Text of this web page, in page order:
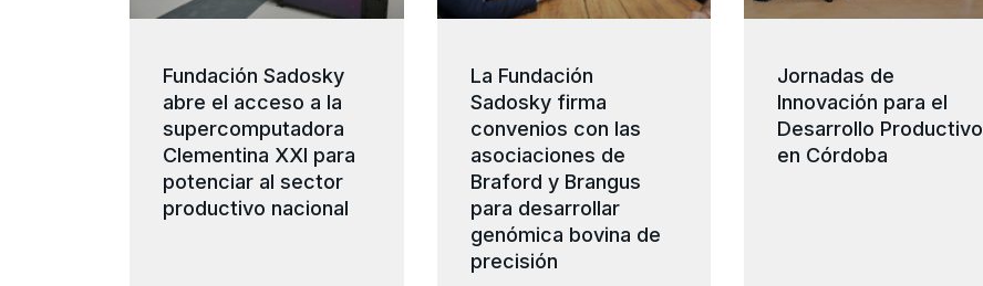
Fundación Sadosky
abre el acceso a la
supercomputadora
Clementina XXI para
potenciar al sector
productivo nacional
La Fundación
Sadosky firma
convenios con las
asociaciones de
Braford y Brangus
para desarrollar
genómica bovina de
precisión
Jornadas de
Innovación para el
Desarrollo Productivo
en Córdoba